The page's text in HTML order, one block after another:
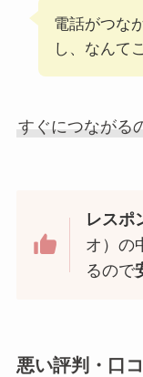
電話がつな
し、なんて
すぐにつながる
レスポ
オ）の
るので
悪い評判・口